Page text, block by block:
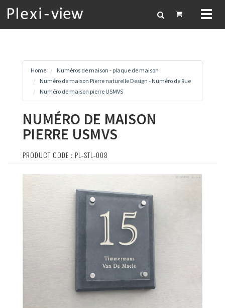
Home
Numéros de maison - plaque de maison
Numéro de maison Pierre naturelle Design - Numéro de Rue
Numéro de maison pierre USMVS
NUMÉRO DE MAISON
PIERRE USMVS
PRODUCT CODE : PL-STL-008